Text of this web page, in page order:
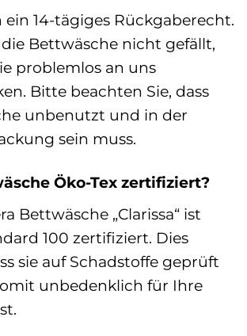
ein 14-tägiges Rückgaberecht.
Bettwäsche nicht gefällt,
problemlos an uns
Bitte beachten Sie, dass
unbenutzt und in der
sein muss.
Öko-Tex zertifiziert?
Bettwäsche „Clarissa“ ist
100 zertifiziert. Dies
sie auf Schadstoffe geprüft
unbedenklich für Ihre